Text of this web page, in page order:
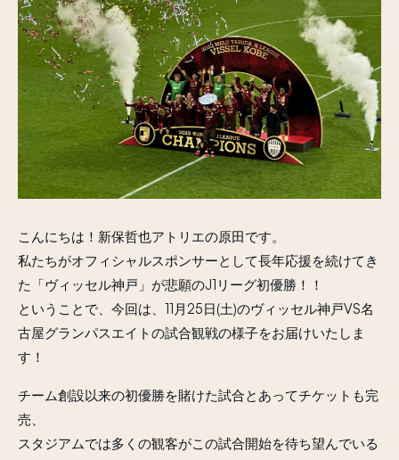
こんにちは！新保哲也アトリエの原田です。
私たちがオフィシャルスポンサーとして長年応援を続けてき
た「ヴィッセル神戸」が悲願のJ1リーグ初優勝！！
ということで、今回は、11月25日(土)のヴィッセル神戸VS名
古屋グランパスエイトの試合観戦の様子をお届けいたしま
す！
チーム創設以来の初優勝を賭けた試合とあってチケットも完
売、
スタジアムでは多くの観客がこの試合開始を待ち望んでいる